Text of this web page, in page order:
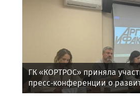
ГК «КОРТРОС» приняла
пресс‑конференции о
отрасли в Челябинске